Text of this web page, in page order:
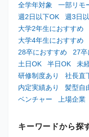
全学年対象 一部リモ
週2日以下OK
週3日
大学2年生におすすめ
大学4年生におすすめ
28卒におすすめ
27
土日OK
半日OK 未
研修制度あり
社長直
内定実績あり
髪型自
ベンチャー
上場企業
キーワードから探